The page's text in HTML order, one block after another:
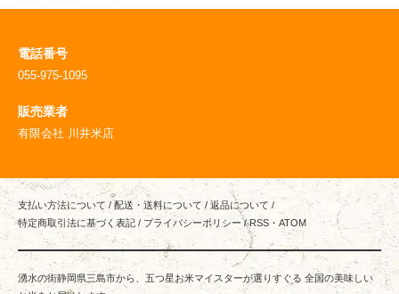
電話番号
055-975-1095
販売業者
有限会社 川井米店
支払い方法について/ 配送・送料について / 返品について /
特定商取引法に基づく表記 / プライバシーポリシー / RSS ・ ATOM
湧水の街静岡県三島市から、五つ星お米マイスターが選りすぐる 全国の美味しい